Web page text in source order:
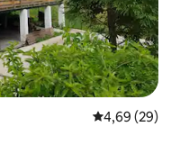
Évaluation
4,69 (29)